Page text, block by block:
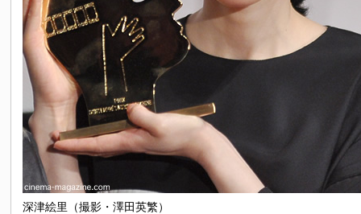
深津絵里（撮影・澤田英繁）